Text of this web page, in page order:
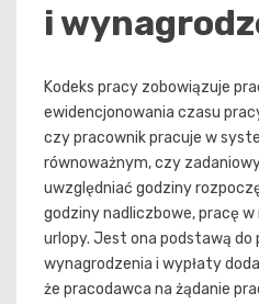
i
Kodeks pracy zobowiązuje
ewidencjonowania czasu
czy pracownik pracuje w
równoważnym, czy
uwzględniać godziny
godziny nadliczbowe, pracę
urlopy. Jest ona podstawą do
wynagrodzenia i wypłaty
że pracodawca na żądanie